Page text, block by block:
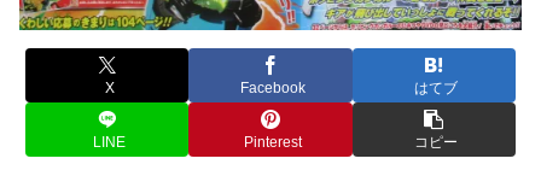
X Facebook はてブ
LINE Pinterest コピー